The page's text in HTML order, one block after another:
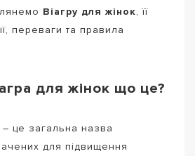
Віагру для жінок, її
переваги та правила
для жінок що це?
– це загальна назва
для підвищення